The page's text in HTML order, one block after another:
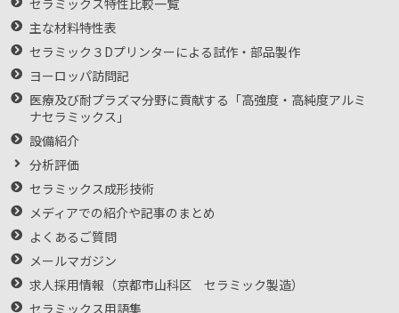
主な材料特性表
セラミック３Dプリンターによる試作・部品製作
ヨーロッパ訪問記
医療及び耐プラズマ分野に貢献する「高強度・高純度アルミ
ナセラミックス」
設備紹介
分析評価
セラミックス成形技術
メディアでの紹介や記事のまとめ
よくあるご質問
メールマガジン
求人採用情報（京都市山科区 セラミック製造）
セラミックス用語集